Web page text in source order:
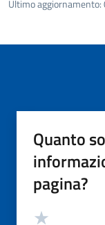
Ultimo aggiornamento:
Quanto
pagina?
Valutazione